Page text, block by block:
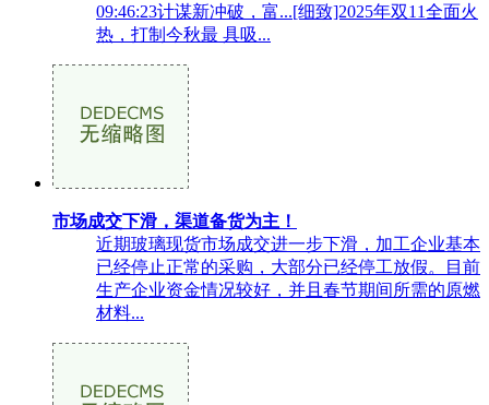
09:46:23计谋新冲破，富...[细致]2025年双11全面火
热，打制今秋最 具吸...
市场成交下滑，渠道备货为主！
近期玻璃现货市场成交进一步下滑，加工企业基本
已经停止正常的采购，大部分已经停工放假。目前
生产企业资金情况较好，并且春节期间所需的原燃
材料...